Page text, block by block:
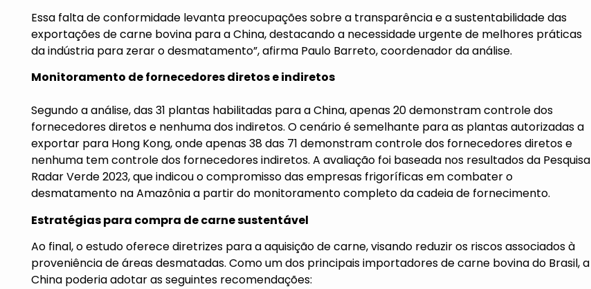
Essa falta de conformidade levanta preocupações sobre a transparência e a sustentabilidade das
exportações de carne bovina para a China, destacando a necessidade urgente de melhores práticas
da indústria para zerar o desmatamento”, afirma Paulo Barreto, coordenador da análise.
Monitoramento de fornecedores diretos e indiretos
Segundo a análise, das 31 plantas habilitadas para a China, apenas 20 demonstram controle dos
fornecedores diretos e nenhuma dos indiretos. O cenário é semelhante para as plantas autorizadas a
exportar para Hong Kong, onde apenas 38 das 71 demonstram controle dos fornecedores diretos e
nenhuma tem controle dos fornecedores indiretos. A avaliação foi baseada nos resultados da Pesquisa
Radar Verde 2023, que indicou o compromisso das empresas frigoríficas em combater o
desmatamento na Amazônia a partir do monitoramento completo da cadeia de fornecimento.
Estratégias para compra de carne sustentável
Ao final, o estudo oferece diretrizes para a aquisição de carne, visando reduzir os riscos associados à
proveniência de áreas desmatadas. Como um dos principais importadores de carne bovina do Brasil, a
China poderia adotar as seguintes recomendações: